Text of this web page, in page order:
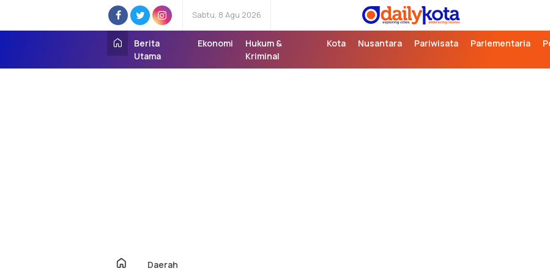
Sabtu, 8 Agu 2026
Daily Kota
exploring cities,
embracing stories
Berita
Utama
Ekonomi
Hukum &
Kriminal
Kota Nusantara Pariwisata Parlementaria
Daerah